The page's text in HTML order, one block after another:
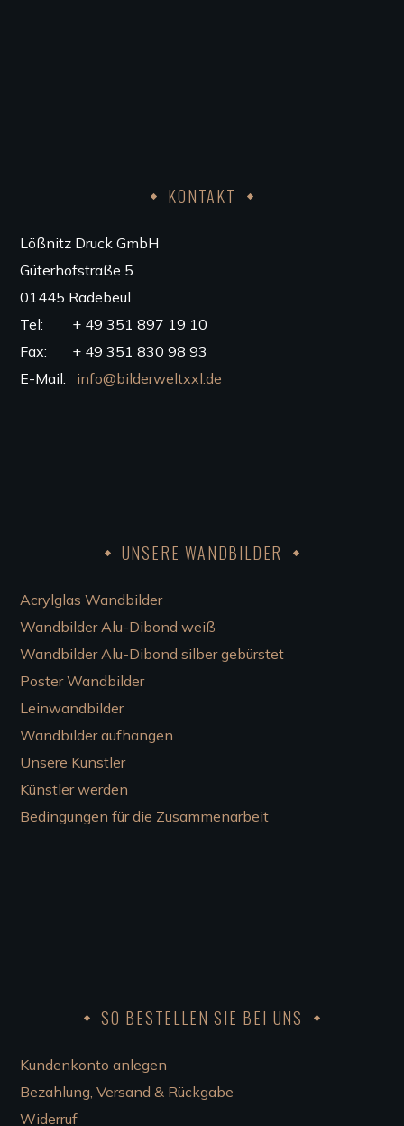
KONTAKT
Lößnitz Druck GmbH
Güterhofstraße 5
01445 Radebeul
Tel: + 49 351 897 19 10
Fax: + 49 351 830 98 93
E-Mail: info@bilderweltxxl.de
UNSERE WANDBILDER
Acrylglas Wandbilder
Wandbilder Alu-Dibond weiß
Wandbilder Alu-Dibond silber gebürstet
Poster Wandbilder
Leinwandbilder
Wandbilder aufhängen
Unsere Künstler
Künstler werden
Bedingungen für die Zusammenarbeit
SO BESTELLEN SIE BEI UNS
Kundenkonto anlegen
Bezahlung, Versand & Rückgabe
Widerruf